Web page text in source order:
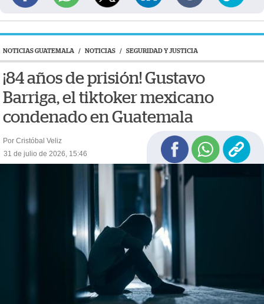
NOTICIAS GUATEMALA / NOTICIAS / SEGURIDAD Y JUSTICIA
¡84 años de prisión! Gustavo
Barriga, el tiktoker mexicano
condenado en Guatemala
Por Cristóbal Veliz
31 de julio de 2026, 15:46